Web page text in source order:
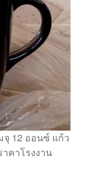
12 ออนซ์ แก้ว
คาโรงงาน